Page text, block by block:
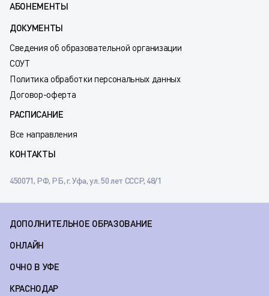
АБОНЕМЕНТЫ
ДОКУМЕНТЫ
Сведения об образовательной организации
СОУТ
Политика обработки персональных данных
Договор-оферта
РАСПИСАНИЕ
Все направления
КОНТАКТЫ
450071, РФ, РБ, г. Уфа, ул. 50 лет СССР, 48/1
ДОПОЛНИТЕЛЬНОЕ ОБРАЗОВАНИЕ
ОНЛАЙН
ОЧНО В УФЕ
КРАСНОДАР